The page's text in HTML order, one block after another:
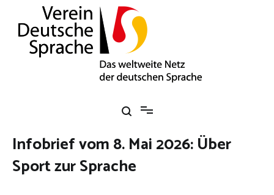
springen
Infobrief vom 8. Mai 2026: Über
Sport zur Sprache